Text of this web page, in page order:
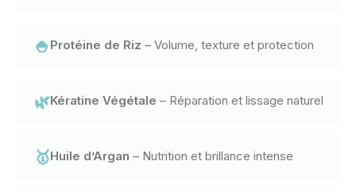
🍚 Protéine de Riz – Volume, texture et protection
🌿Kératine Végétale – Réparation et lissage naturel
🥇Huile d’Argan – Nutrition et brillance intense